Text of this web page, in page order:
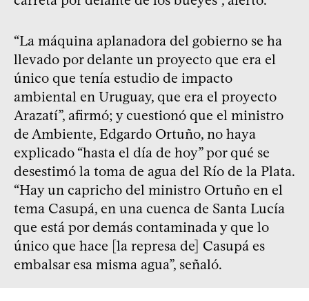
“La máquina aplanadora del gobierno se ha
llevado por delante un proyecto que era el
único que tenía estudio de impacto
ambiental en Uruguay, que era el proyecto
Arazatí”, afirmó; y cuestionó que el ministro
de Ambiente, Edgardo Ortuño, no haya
explicado “hasta el día de hoy” por qué se
desestimó la toma de agua del Río de la Plata.
“Hay un capricho del ministro Ortuño en el
tema Casupá, en una cuenca de Santa Lucía
que está por demás contaminada y que lo
único que hace [la represa de] Casupá es
embalsar esa misma agua”, señaló.